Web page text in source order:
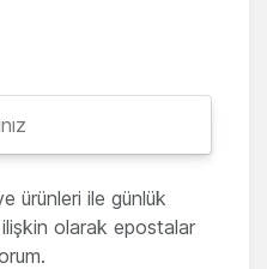
ürünleri ile günlük
olarak epostalar